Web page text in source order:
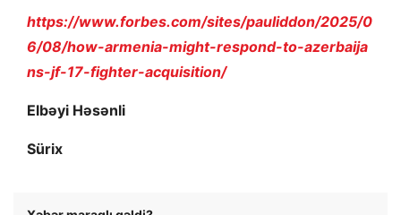
https://www.forbes.com/sites/pauliddon/2025/0
6/08/how-armenia-might-respond-to-azerbaija
ns-jf-17-fighter-acquisition/
Elbəyi Həsənli
Sürix